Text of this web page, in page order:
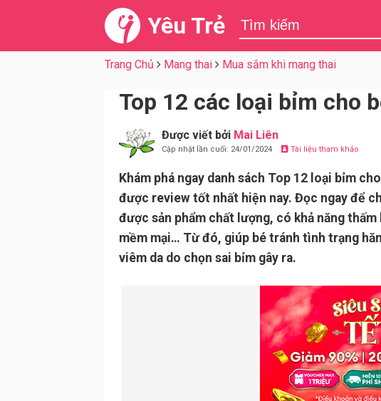
Yêu Trẻ
Trang Chủ Mang thai Mua sắm khi mang thai
Top 12 các loại bỉm cho
Được viết bởi Mai Liên
Cập nhật lần cuối: 24/01/2024 Tài liệu tham khảo
Khám phá ngay danh sách Top 12 loại bỉm
được review tốt nhất hiện nay. Đọc ngay để
được sản phẩm chất lượng, có khả năng
mềm mại… Từ đó, giúp bé tránh tình trạng
viêm da do chọn sai bỉm gây ra.